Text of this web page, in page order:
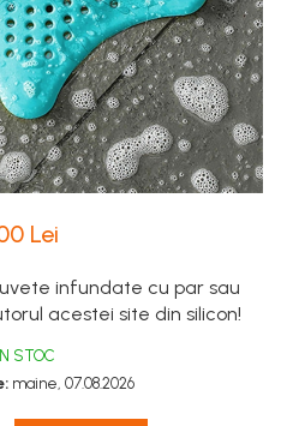
Lei
infundate cu par sau
acestei site din silicon!
IN STOC
maine, 07.08.2026